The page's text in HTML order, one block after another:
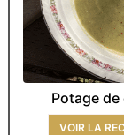
Potage de
VOIR LA